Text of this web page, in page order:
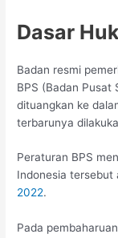
Dasar
Badan resmi
BPS (Badan Pusat
dituangkan ke
terbarunya
Peraturan BPS
Indonesia tersebut
2022.
Pada